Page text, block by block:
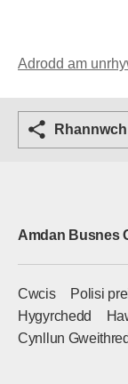
Adrodd am
Amdan Busnes
Cwcis Polisi
Hygyrchedd
Cynllun